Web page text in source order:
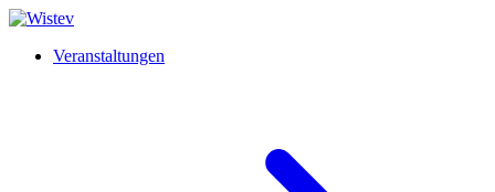
Veranstaltungen